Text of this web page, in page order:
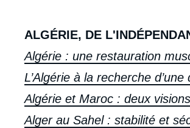
ALGÉRIE, DE
Algérie : une restauration
L’Algérie à la recherche
Algérie et Maroc : deux
Alger au Sahel : stabilité et